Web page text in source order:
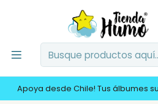
Apoya desde Chile! Tus álbumes